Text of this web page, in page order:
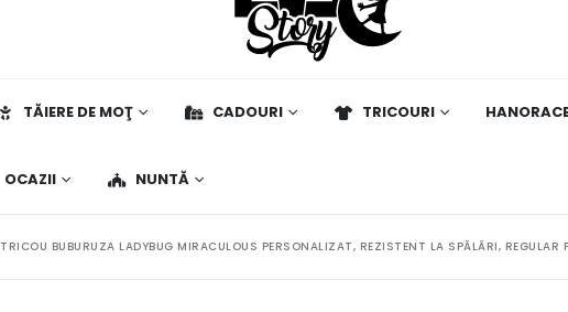
TĂIERE DE MOŢ CADOURI TRICOURI
OCAZII NUNTĂ
TRICOU BUBURUZA LADYBUG MIRACULOUS PERSONALIZAT, REZISTENT LA SPĂLĂRI, REGULAR